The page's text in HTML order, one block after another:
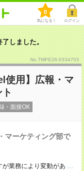
0
気になる！ ログイン
しました。
No.TMPE26-0334703
使用】広報・マ
・面接OK
マーケティング部で
業務により変動があ ...